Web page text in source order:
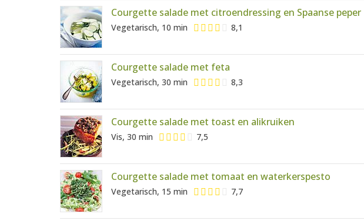
Courgette salade met citroendressing en Spaanse peper
Vegetarisch, 10 min 8,1
Courgette salade met feta
Vegetarisch, 30 min 8,3
Courgette salade met toast en alikruiken
Vis, 30 min 7,5
Courgette salade met tomaat en waterkerspesto
Vegetarisch, 15 min 7,7